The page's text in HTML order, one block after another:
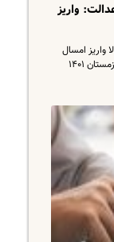
واریز
واریز امسال
سود سهام عدالت طی دو مرحله در پایان پاییز ۱۴۰۱ و انتهای زمستان ۱۴۰۱